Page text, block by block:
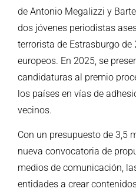
de Antonio Megalizzi y
dos jóvenes periodistas
terrorista de Estrasburgo
europeos. En 2025, se
candidaturas al premio
los países en vías de
vecinos.
Con un presupuesto de 3,5
nueva convocatoria de
medios de comunicación,
entidades a crear